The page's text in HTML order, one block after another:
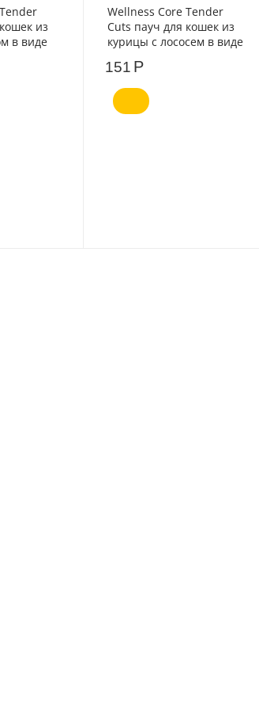
из
в виде
Wellness Core Tender
Cuts пауч для кошек из
курицы с лососем в виде
151 Р